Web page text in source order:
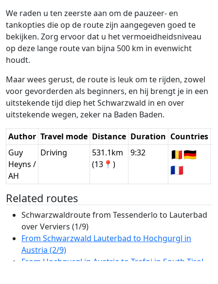
We raden u ten zeerste aan om de pauzeer- en
tankopties die op de route zijn aangegeven goed te
bekijken. Zorg ervoor dat u het vermoeidheidsniveau
op deze lange route van bijna 500 km in evenwicht
houdt.
Maar wees gerust, de route is leuk om te rijden, zowel
voor gevorderden als beginners, en hij brengt je in een
uitstekende tijd diep het Schwarzwald in en over
uitstekende wegen, zeker na Baden Baden.
Author Travel mode Distance Duration Countries
Guy
Heyns /
AH
Driving
531.1km
(13📍)
9:32 🇧🇪🇩🇪
🇫🇷
Related routes
Schwarzwaldroute from Tessenderlo to Lauterbad
over Verviers (1/9)
From Schwarzwald Lauterbad to Hochgurgl in
Austria (2/9)
From Hochgurgl in Austria to Trafoi in South Tirol